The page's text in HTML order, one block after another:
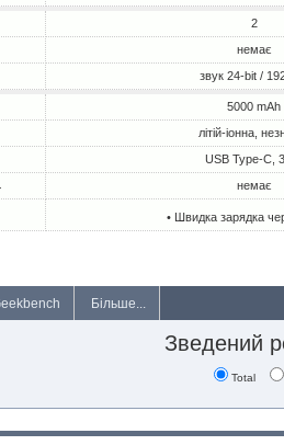
2
немає
звук 24-bit /
5000 mAh
літій-іонна,
USB Type-C,
немає
• Швидка зарядка
Більше...
Зведений
Total